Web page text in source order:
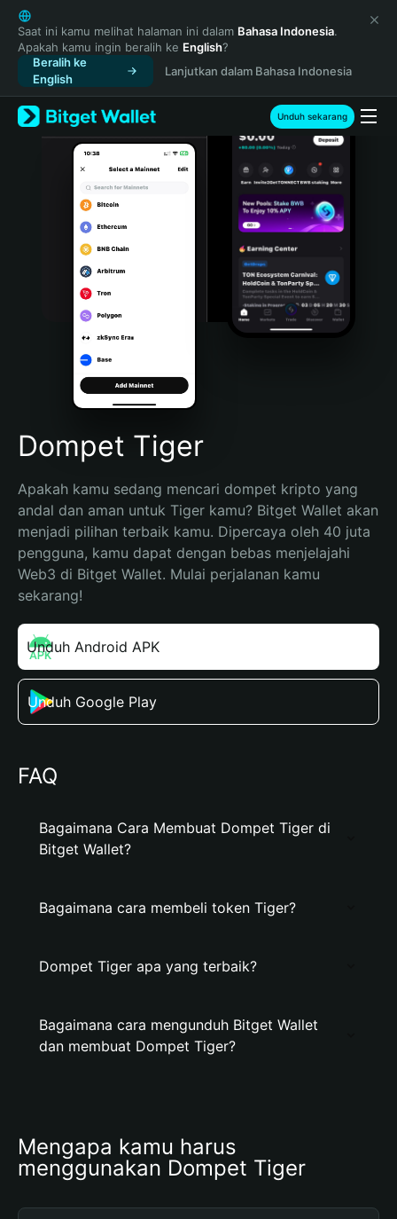
English
日本語
Tiếng Việt
Русский
Español (Latinoamérica)
Türkçe
Italiano
Português (Portugal)
Bahasa Indonesia
Português (Brasil)
Español (Argentina)
Saat ini kamu melihat halaman ini dalam Bahasa Indonesia.
Apakah kamu ingin beralih ke English?
Beralih ke
English
Lanjutkan dalam Bahasa Indonesia
Unduh sekarang
Dompet Tiger
Apakah kamu sedang mencari dompet kripto yang
andal dan aman untuk Tiger kamu? Bitget Wallet akan
menjadi pilihan terbaik kamu. Dipercaya oleh 40 juta
pengguna, kamu dapat dengan bebas menjelajahi
Web3 di Bitget Wallet. Mulai perjalanan kamu
sekarang!
Unduh Android APK
Unduh Google Play
FAQ
Bagaimana Cara Membuat Dompet Tiger di
Bitget Wallet?
Bagaimana cara membeli token Tiger?
Dompet Tiger apa yang terbaik?
Bagaimana cara mengunduh Bitget Wallet
dan membuat Dompet Tiger?
Mengapa kamu harus
menggunakan Dompet Tiger